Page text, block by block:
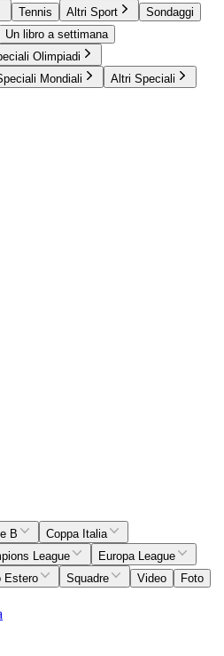
Tennis Altri Sport
Sondaggi
Un libro a settimana
Olimpiadi
Mondiali Altri Speciali
B
Coppa Italia
League
Europa League
Estero Squadre Video
Foto